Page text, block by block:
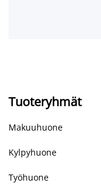
Tuoteryhmät
Makuuhuone
Kylpyhuone
Työhuone